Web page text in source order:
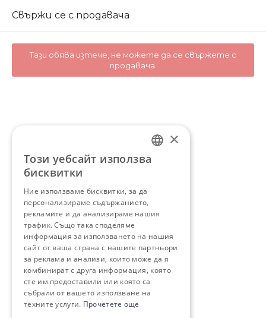
Свържи се с продавача
Тази обява изтече, не можете да се свържете с
продавача.
BULGARIAN
×
Този уебсайт използва
бисквитки
Ние използваме бисквитки, за да
персонализираме съдържанието,
рекламите и да анализираме нашия
трафик. Също така споделяме
информация за използването на нашия
сайт от ваша страна с нашите партньори
за реклама и анализи, които може да я
комбинират с друга информация, която
сте им предоставили или която са
събрали от вашето използване на
техните услуги. Прочетете още